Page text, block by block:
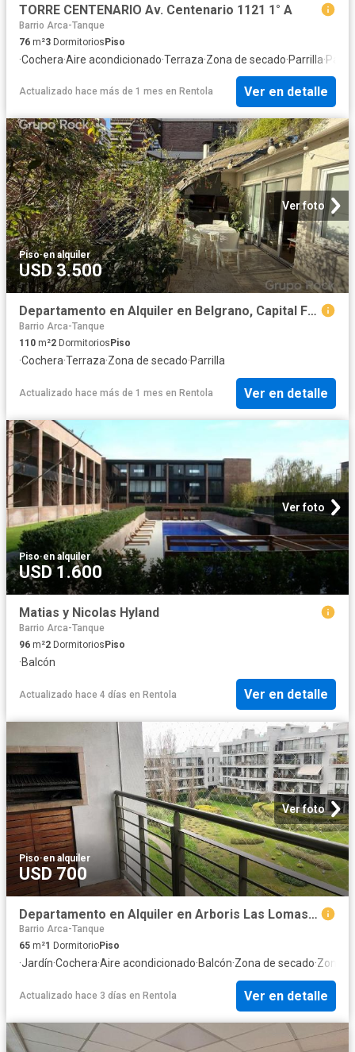
TORRE CENTENARIO Av. Centenario 1121 1° A
Barrio Arca-Tanque
76 m²3 DormitoriosPiso
·Cochera·Aire acondicionado·Terraza·Zona de secado·Parrilla·Patio
Actualizado hace más de 1 mes en Rentola Ver en detalle
Ver foto
Piso·en alquiler
USD 3.500
Departamento en Alquiler en Belgrano, Capital Federal
Barrio Arca-Tanque
110 m²2 Dormitorios Piso
·Cochera·Terraza·Zona de secado·Parrilla
Actualizado hace más de 1 mes en Rentola Ver en detalle
Ver foto
Piso·en alquiler
USD 1.600
Matias y Nicolas Hyland
Barrio Arca-Tanque
96 m²2 DormitoriosPiso
·Balcón
Actualizado hace 4 días en Rentola Ver en detalle
Ver foto
Piso·en alquiler
USD 700
Departamento en Alquiler en Arboris Las Lomas, San Isidro
Barrio Arca-Tanque
65 m²1 DormitorioPiso
·Jardín·Cochera·Aire acondicionado·Balcón·Zona de secado·Zona
Actualizado hace 3 días en Rentola Ver en detalle